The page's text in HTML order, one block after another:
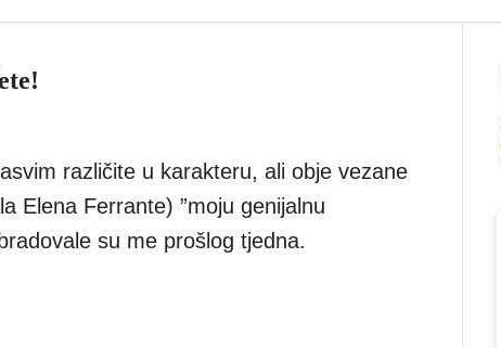
različite u karakteru, ali obje vezane
Elena Ferrante) ”moju genijalnu
su me prošlog tjedna.